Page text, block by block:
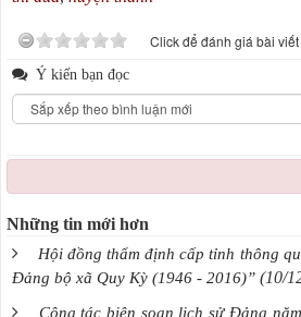
Click để đánh giá bài viết
Ý kiến bạn đọc
Những tin mới hơn
Hội đồng thẩm định cấp tỉnh thông
Đảng bộ xã Quy Kỳ (1946 - 2016)” (10/
Công tác biên soạn lịch sử Đảng